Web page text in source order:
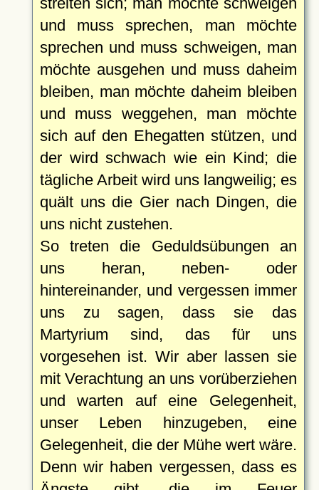
und muss sprechen, man möchte
sprechen und muss schweigen, man
möchte ausgehen und muss daheim
bleiben, man möchte daheim bleiben
und muss weggehen, man möchte
sich auf den Ehegatten stützen, und
der wird schwach wie ein Kind; die
tägliche Arbeit wird uns langweilig; es
quält uns die Gier nach Dingen, die
uns nicht zustehen.
So treten die Geduldsübungen an
uns heran, neben- oder
hintereinander, und vergessen immer
uns zu sagen, dass sie das
Martyrium sind, das für uns
vorgesehen ist. Wir aber lassen sie
mit Verachtung an uns vorüberziehen
und warten auf eine Gelegenheit,
unser Leben hinzugeben, eine
Gelegenheit, die der Mühe wert wäre.
Denn wir haben vergessen, dass es